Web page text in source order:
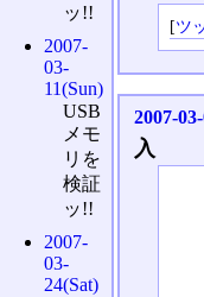
[ツ
2007-
入
ッ!!
2007-
03-
11(Sun)
USB
メモ
リを
検証
ッ!!
2007-
03-
24(Sat)